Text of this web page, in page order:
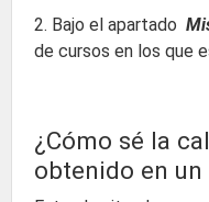
2. Bajo el apartado
de cursos en los que
¿Cómo sé la
obtenido en un